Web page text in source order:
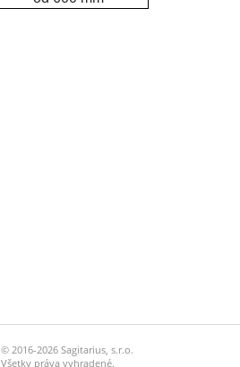
© 2016-2026 Sagitarius, s.r.o.
Všetky práva vyhradené.